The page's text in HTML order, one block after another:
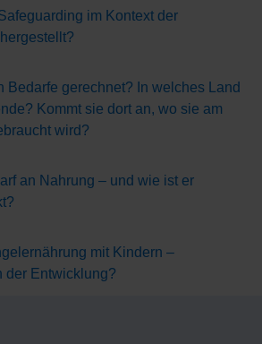
im Kontext der
Bedarfe gerechnet? In welches Land
Kommt sie dort an, wo sie am
wird?
an Nahrung – und wie ist er
mit Kindern –
der Entwicklung?